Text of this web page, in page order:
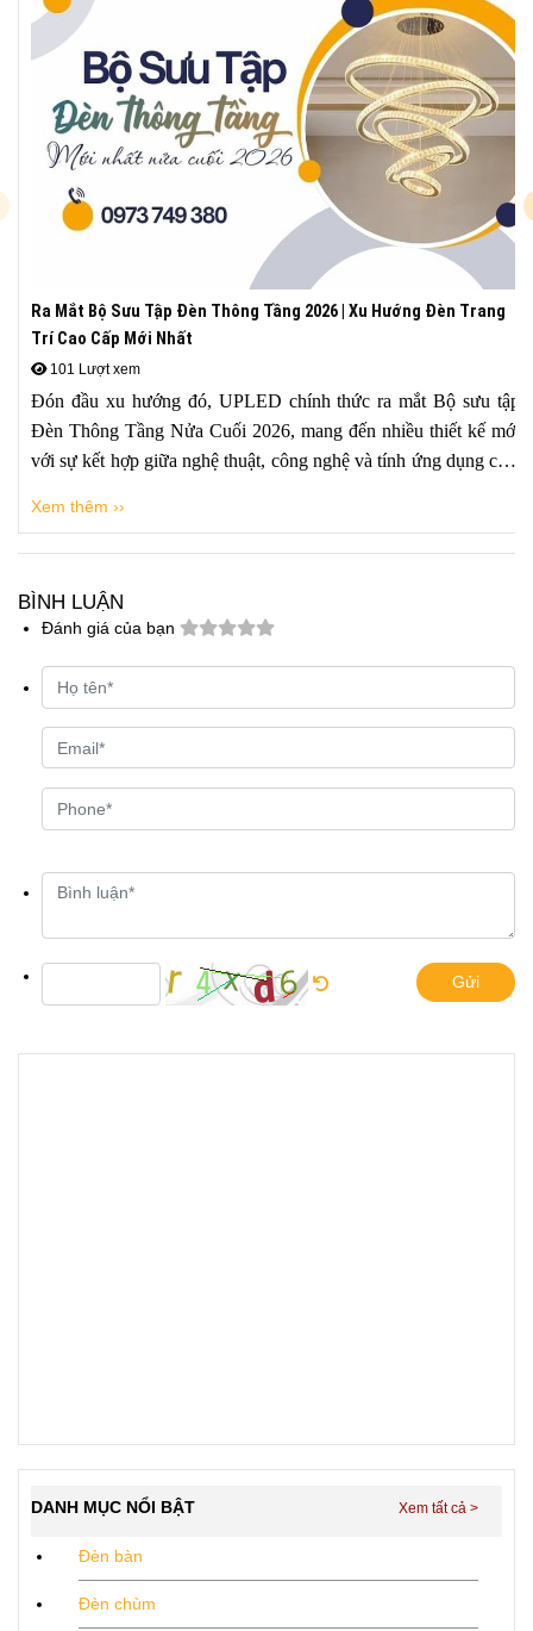
Ra Mắt Bộ Sưu Tập Đèn Thông Tầng 2026 | Xu Hướng Đèn Trang
Trí Cao Cấp Mới Nhất
101 Lượt xem
Đón đầu xu hướng đó, UPLED chính thức ra mắt Bộ sưu tập
Đèn Thông Tầng Nửa Cuối 2026, mang đến nhiều thiết kế mới
với sự kết hợp giữa nghệ thuật, công nghệ và tính ứng dụng cao.
ứng nhu cầu của nhiều loại hình kiến trúc và gu thẩm mỹ khác
Xem thêm ››
BÌNH LUẬN
Đánh giá của bạn
Gửi
DANH MỤC NỔI BẬT
Đèn bàn
Đèn chùm